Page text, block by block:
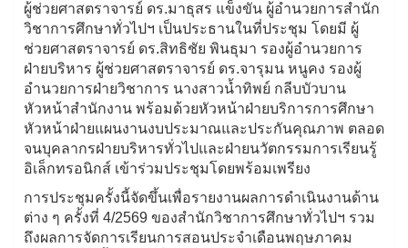
ผู้ช่วยศาสตราจารย์ ดร.มาธุสร แข็งขัน ผู้อำนวยการสำนัก
วิชาการศึกษาทั่วไปฯ เป็นประธานในที่ประชุม โดยมี ผู้
ช่วยศาสตราจารย์ ดร.สิทธิชัย พินธุมา รองผู้อำนวยการ
ฝ่ายบริหาร ผู้ช่วยศาสตราจารย์ ดร.จารุมน หนูคง รองผู้
อำนวยการฝ่ายวิชาการ นางสาวน้ำทิพย์ กลีบบัวบาน
หัวหน้าสำนักงาน พร้อมด้วยหัวหน้าฝ่ายบริการการศึกษา
หัวหน้าฝ่ายแผนงานงบประมาณและประกันคุณภาพ ตลอด
จนบุคลากรฝ่ายบริหารทั่วไปและฝ่ายนวัตกรรมการเรียนรู้
อิเล็กทรอนิกส์ เข้าร่วมประชุมโดยพร้อมเพรียง
การประชุมครั้งนี้จัดขึ้นเพื่อรายงานผลการดำเนินงานด้าน
ต่าง ๆ ครั้งที่ 4/2569 ของสำนักวิชาการศึกษาทั่วไปฯ รวม
ถึงผลการจัดการเรียนการสอนประจำเดือนพฤษภาคม